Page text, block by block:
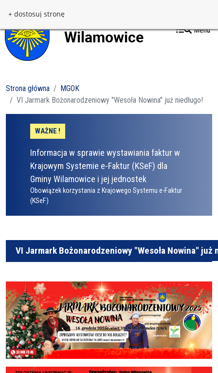
+ dostosuj stronę
Menu
Strona główna
MGOK
VI Jarmark Bożonarodzeniowy "Wesoła Nowina" już niedługo!
WAŻNE !
Informacja w sprawie wystawiania faktur w
Krajowym Systemie e-Faktur (KSeF) dla
Gminy Wilamowice i jej jednostek
Obowiązek korzystania z Krajowego Systemu e-Faktur
(KSeF)
VI Jarmark Bożonarodzeniowy "Wesoła Nowina" już